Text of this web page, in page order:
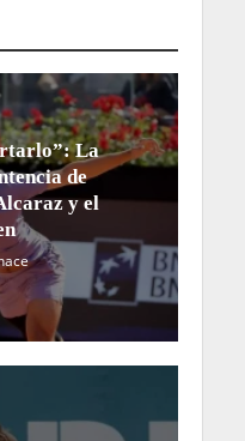
La
de
y el